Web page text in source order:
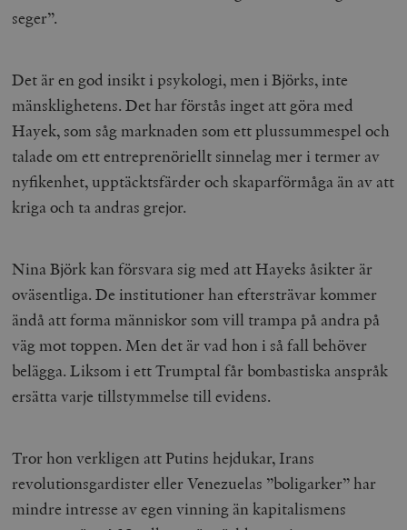
seger”.
Det är en god insikt i psykologi, men i Björks, inte
mänsklighetens. Det har förstås inget att göra med
Hayek, som såg marknaden som ett plussummespel och
talade om ett entreprenöriellt sinnelag mer i termer av
nyfikenhet, upptäcktsfärder och skaparförmåga än av att
kriga och ta andras grejor.
Nina Björk kan försvara sig med att Hayeks åsikter är
oväsentliga. De institutioner han eftersträvar kommer
ändå att forma människor som vill trampa på andra på
väg mot toppen. Men det är vad hon i så fall behöver
belägga. Liksom i ett Trumptal får bombastiska anspråk
ersätta varje tillstymmelse till evidens.
Tror hon verkligen att Putins hejdukar, Irans
revolutionsgardister eller Venezuelas ”boligarker” har
mindre intresse av egen vinning än kapitalismens